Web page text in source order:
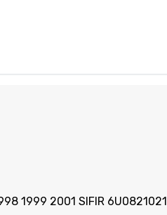
1999 2001 SIFIR 6U0821021